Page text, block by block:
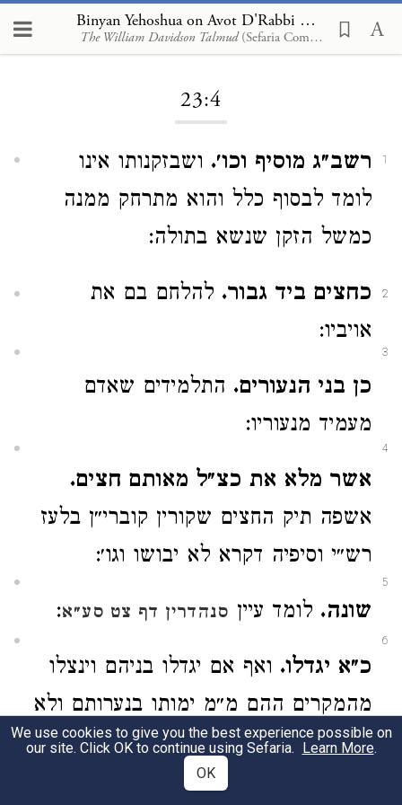
Binyan Yehoshua on Avot D'Rabbi Natan 23:4
The William Davidson Talmud (Sefaria Community Translation)
Loading...
23:4
1 רשב״ג מוסיף וכו׳. ושבזקנותו אינו
לומד לבסוף כלל והוא מתרחק ממנה
כמשל הזקן שנשא בתולה:
2 כחצים ביד גבור. להלחם בם את
אויביו:
3
כן בני הנעורים. התלמידים שאדם
מעמיד מנעוריו:
4
אשר מלא את כצ״ל מאותם חצים.
אשפה תיק החצים שקורין קוברי״ן בלעז
רש״י וסיפיה דקרא לא יבושו וגו׳:
5
שונה. לומד עיין סנהדרין דף צט סע״א:
6
כ״א יגדלו. ואף אם יגדלו בניהם וינצלו
מהמקרים ההם מ״מ ימותו בנערותם ולא
יבואו לזמן שיקראו אדם וזהו ושכלתים
מאדם כי מי שבניו מתים קרוי שכול.
We use cookies to give you the best experience possible on
our site. Click OK to continue using Sefaria. Learn More.
OK